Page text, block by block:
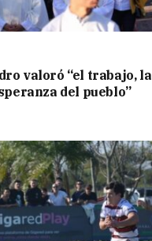
valoró “el trabajo, la
del pueblo”